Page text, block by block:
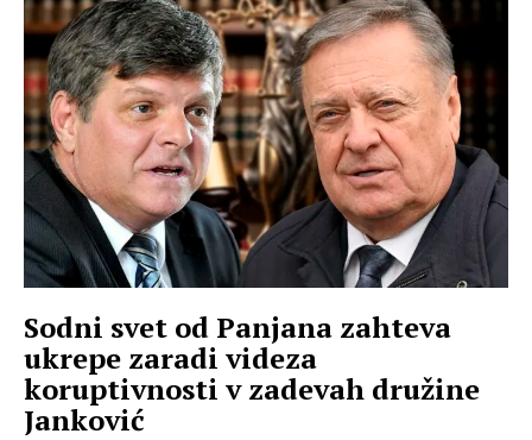
Sodni svet od Panjana zahteva
ukrepe zaradi videza
koruptivnosti v zadevah družine
Janković